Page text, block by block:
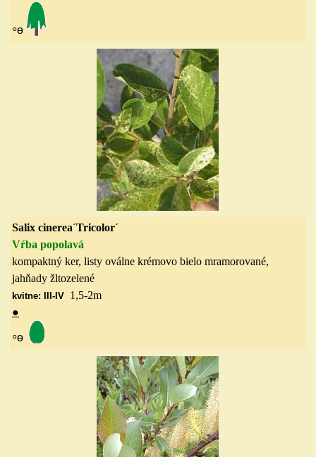
◦ө
Salix cinerea´Tricolor´
Vŕba popolavá
kompaktný ker, listy oválne krémovo bielo mramorované,
jahňady žltozelené
kvitne: III-IV 1,5-2m
●
◦ө